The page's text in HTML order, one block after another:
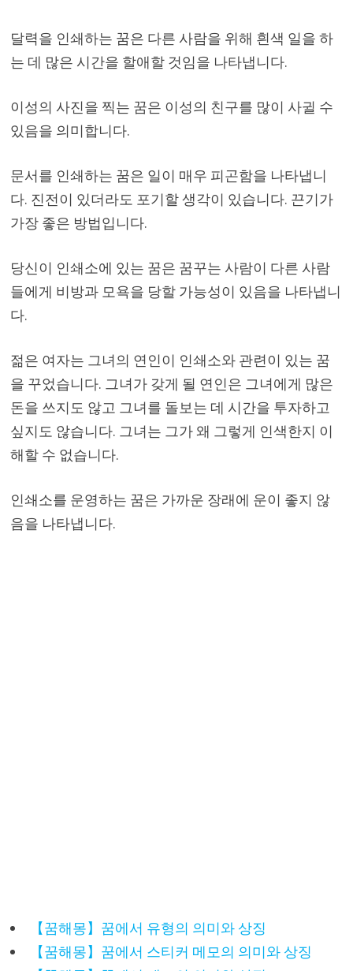
달력을 인쇄하는 꿈은 다른 사람을 위해 흰색 일을 하
는 데 많은 시간을 할애할 것임을 나타냅니다.
이성의 사진을 찍는 꿈은 이성의 친구를 많이 사귈 수
있음을 의미합니다.
문서를 인쇄하는 꿈은 일이 매우 피곤함을 나타냅니
다. 진전이 있더라도 포기할 생각이 있습니다. 끈기가
가장 좋은 방법입니다.
당신이 인쇄소에 있는 꿈은 꿈꾸는 사람이 다른 사람
들에게 비방과 모욕을 당할 가능성이 있음을 나타냅니
다.
젊은 여자는 그녀의 연인이 인쇄소와 관련이 있는 꿈
을 꾸었습니다. 그녀가 갖게 될 연인은 그녀에게 많은
돈을 쓰지도 않고 그녀를 돌보는 데 시간을 투자하고
싶지도 않습니다. 그녀는 그가 왜 그렇게 인색한지 이
해할 수 없습니다.
인쇄소를 운영하는 꿈은 가까운 장래에 운이 좋지 않
음을 나타냅니다.
【꿈해몽】꿈에서 유형의 의미와 상징
【꿈해몽】꿈에서 스티커 메모의 의미와 상징